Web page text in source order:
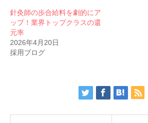
針灸師の歩合給料を劇的にア
ップ！業界トップクラスの還
元率
2026年4月20日
採用ブログ